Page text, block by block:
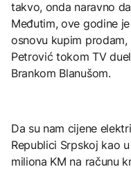
takvo, onda naravno
Međutim, ove godine
osnovu kupim prodam,
Petrović tokom TV
Brankom Blanušom.
Da su nam cijene
Republici Srpskoj kao
miliona KM na računu